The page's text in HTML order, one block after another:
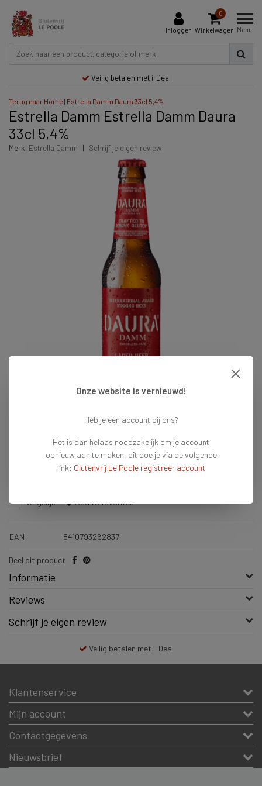
Inloggen
0
Winkelwagen Menu
Veilig betalen met i-Deal
Terug naar Home | Estrella Damm Daura 33cl 5,4%
Estrella Damm Estrella Damm Daura
33cl 5,4%
Merk: Estrella Damm | Schrijf je eigen review
Niet op voorraad
Vergelijk Add to favorites
EAN 8410793262837
Deel dit product
Informatie
Reviews
Schrijf je eigen review
Veilig betalen met i-Deal
Klantenservice
Mijn account
Contactgegevens
Nieuwsbrief
Onze website is vernieuwd!
Heb je een account bij ons?
Het is dan helaas noodzakelijk om je account
opnieuw aan te maken, dit doe je via de volgende
link: Glutenvrij Le Poole registreer account